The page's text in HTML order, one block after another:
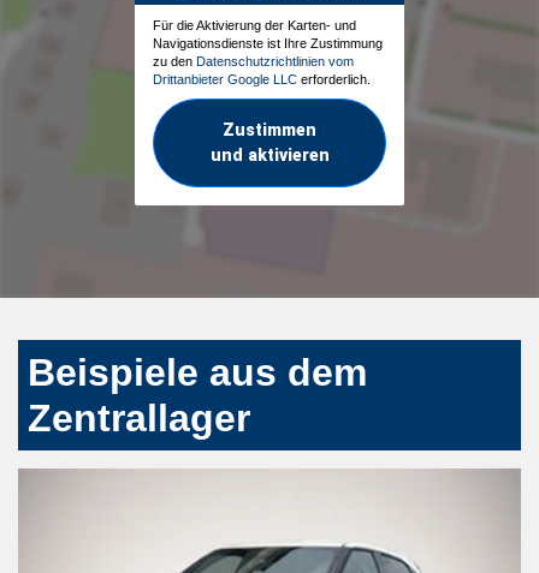
Für die Aktivierung der Karten- und
Navigationsdienste ist Ihre Zustimmung
zu den Datenschutzrichtlinien vom
Drittanbieter Google LLC erforderlich.
Zustimmen
und aktivieren
Beispiele aus dem
Zentrallager